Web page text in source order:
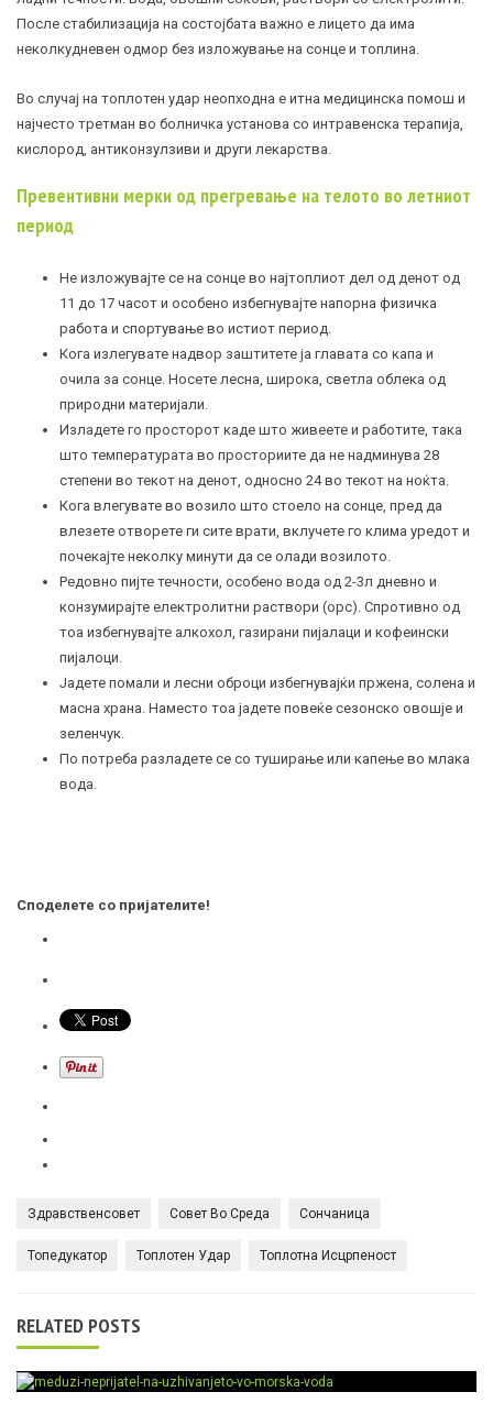
После стабилизација на состојбата важно е лицето да има
неколкудневен одмор без изложување на сонце и топлина.
Во случај на топлотен удар неопходна е итна медицинска помош и
најчесто третман во болничка установа со интравенска терапија,
кислород, антиконзулзиви и други лекарства.
Превентивни мерки од прегревање на телото во летниот
период
Не изложувајте се на сонце во најтоплиот дел од денот од
11 до 17 часот и особено избегнувајте напорна физичка
работа и спортување во истиот период.
Кога излегувате надвор заштитете ја главата со капа и
очила за сонце. Носете лесна, широка, светла облека од
природни материјали.
Изладете го просторот каде што живеете и работите, така
што температурата во просториите да не надминува 28
степени во текот на денот, односно 24 во текот на ноќта.
Кога влегувате во возило што стоело на сонце, пред да
влезете отворете ги сите врати, вклучете го клима уредот и
почекајте неколку минути да се олади возилото.
Редовно пијте течности, особено вода од 2-3л дневно и
конзумирајте електролитни раствори (орс). Спротивно од
тоа избегнувајте алкохол, газирани пијалаци и кофеински
пијалоци.
Јадете помали и лесни оброци избегнувајќи пржена, солена и
масна храна. Наместо тоа јадете повеќе сезонско овошје и
зеленчук.
По потреба разладете се со туширање или капење во млака
вода.
Споделете со пријателите!
Здравственсовет Совет Во Среда Сончаница
Топедукатор Топлотен Удар Топлотна Исцрпеност
RELATED POSTS